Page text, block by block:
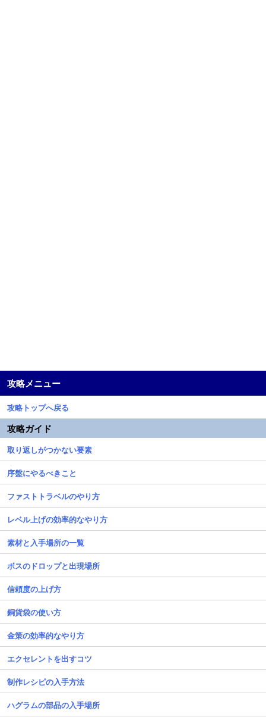
攻略メニュー
攻略トップへ戻る
攻略ガイド
取り返しがつかない要素
序盤にやるべきこと
ファストトラベルのやり方
レベル上げの効率的なやり方
素材と入手場所の一覧
ボスのドロップと出現場所
信頼度の上げ方
銅貨袋の使い方
金策の効率的なやり方
エクセレントを出すコツ
制作レシピの入手方法
ハグラムの部品の入手場所